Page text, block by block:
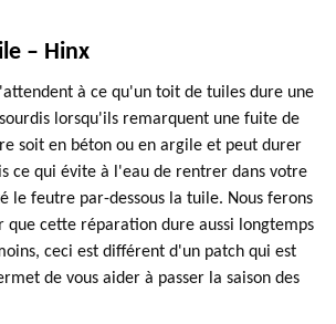
– Hinx
à ce qu'un toit de tuiles dure une
lorsqu'ils remarquent une fuite de
soit en béton ou en argile et peut durer
ce qui évite à l'eau de rentrer dans votre
le feutre par-dessous la tuile. Nous ferons
que cette réparation dure aussi longtemps
ceci est différent d'un patch qui est
de vous aider à passer la saison des